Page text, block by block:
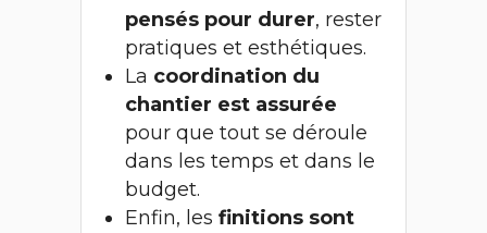
pensés pour durer, rester
pratiques et esthétiques.
La coordination du
chantier est assurée
pour que tout se déroule
dans les temps et dans le
budget.
Enfin, les finitions sont